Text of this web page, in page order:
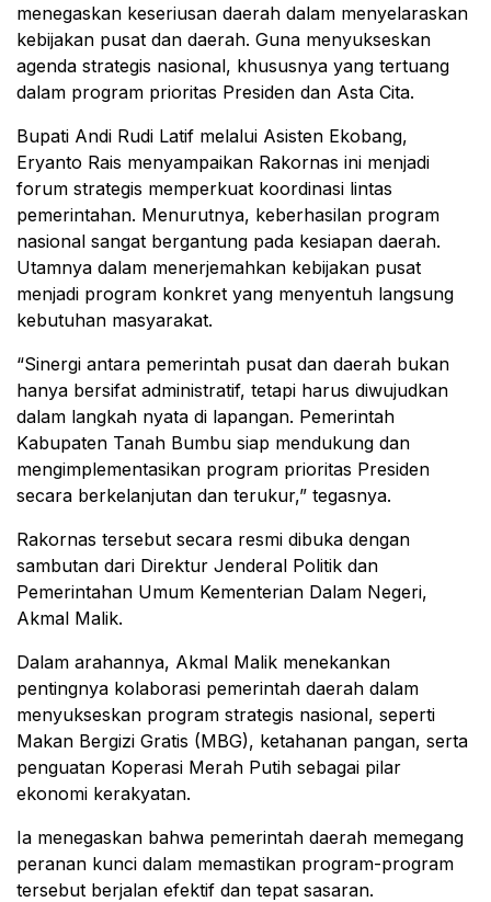
menegaskan keseriusan daerah dalam menyelaraskan
kebijakan pusat dan daerah. Guna menyukseskan
agenda strategis nasional, khususnya yang tertuang
dalam program prioritas Presiden dan Asta Cita.
Bupati Andi Rudi Latif melalui Asisten Ekobang,
Eryanto Rais menyampaikan Rakornas ini menjadi
forum strategis memperkuat koordinasi lintas
pemerintahan. Menurutnya, keberhasilan program
nasional sangat bergantung pada kesiapan daerah.
Utamnya dalam menerjemahkan kebijakan pusat
menjadi program konkret yang menyentuh langsung
kebutuhan masyarakat.
“Sinergi antara pemerintah pusat dan daerah bukan
hanya bersifat administratif, tetapi harus diwujudkan
dalam langkah nyata di lapangan. Pemerintah
Kabupaten Tanah Bumbu siap mendukung dan
mengimplementasikan program prioritas Presiden
secara berkelanjutan dan terukur,” tegasnya.
Rakornas tersebut secara resmi dibuka dengan
sambutan dari Direktur Jenderal Politik dan
Pemerintahan Umum Kementerian Dalam Negeri,
Akmal Malik.
Dalam arahannya, Akmal Malik menekankan
pentingnya kolaborasi pemerintah daerah dalam
menyukseskan program strategis nasional, seperti
Makan Bergizi Gratis (MBG), ketahanan pangan, serta
penguatan Koperasi Merah Putih sebagai pilar
ekonomi kerakyatan.
Ia menegaskan bahwa pemerintah daerah memegang
peranan kunci dalam memastikan program-program
tersebut berjalan efektif dan tepat sasaran.